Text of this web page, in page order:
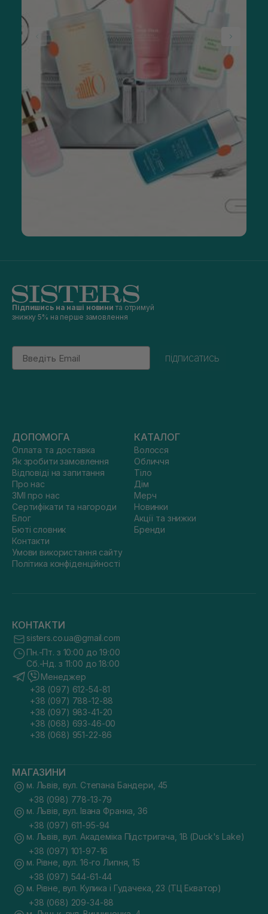
Підпишись на наші новини та отримуй
знижку 5% на перше замовлення
Email
підписатись
ДОПОМОГА
Оплата та доставка
Як зробити замовлення
Відповіді на запитання
Про нас
ЗМІ про нас
Сертифікати та нагороди
Блог
Бюті словник
Контакти
Умови використання сайту
Політика конфіденційності
КАТАЛОГ
Волосся
Обличчя
Тіло
Дім
Мерч
Новинки
Акції та знижки
Бренди
КОНТАКТИ
sisters.co.ua@gmail.com
Пн.-Пт. з 10:00 до 19:00
Сб.-Нд. з 11:00 до 18:00
Менеджер
+38 (097) 612-54-81
+38 (097) 788-12-88
+38 (097) 983-41-20
+38 (068) 693-46-00
+38 (068) 951-22-86
МАГАЗИНИ
м. Львів, вул. Степана Бандери, 45
+38 (098) 778-13-79
м. Львів, вул. Івана Франка, 36
+38 (097) 611-95-94
м. Львів, вул. Академіка Підстригача, 1В (Duck's Lake)
+38 (097) 101-97-16
м. Рівне, вул. 16-го Липня, 15
+38 (097) 544-61-44
м. Рівне, вул. Кулика і Гудачека, 23 (ТЦ Екватор)
+38 (068) 209-34-88